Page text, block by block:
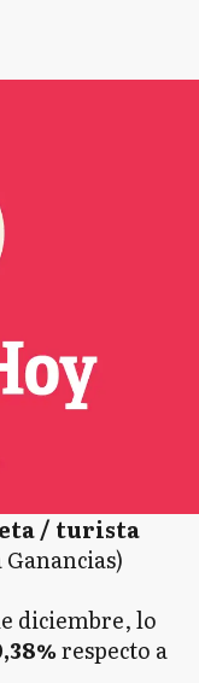
/ turista
diciembre, lo
respecto a